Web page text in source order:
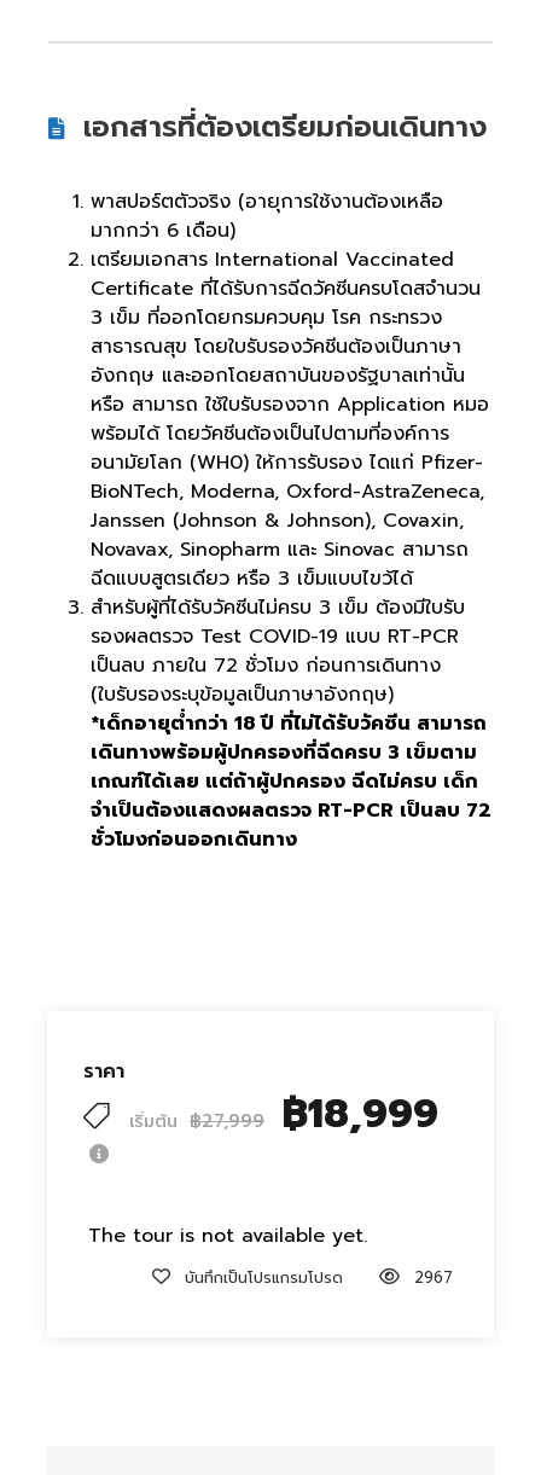
ราคา
เริ่มต้น ฿27,999 ฿18,999
The tour is not available yet.
บันทึกเป็นโปรแกรมโปรด 2967
เอกสารที่ต้องเตรียมก่อนเดินทาง
พาสปอร์ตตัวจริง (อายุการใช้งานต้องเหลือ
มากกว่า 6 เดือน)
เตรียมเอกสาร International Vaccinated
Certificate ที่ได้รับการฉีดวัคซีนครบโดสจำนวน
3 เข็ม ที่ออกโดยกรมควบคุม โรค กระทรวง
สาธารณสุข โดยใบรับรองวัคชีนต้องเป็นภาษา
อังกฤษ และออกโดยสถาบันของรัฐบาลเท่านั้น
หรือ สามารถ ใช้ใบรับรองจาก Application หมอ
พร้อมได้ โดยวัคชีนต้องเป็นไปตามที่องค์การ
อนามัยโลก (WH0) ให้การรับรอง ไดแก่ Pfizer-
BioNTech, Moderna, Oxford-AstraZeneca,
Janssen (Johnson & Johnson), Covaxin,
Novavax, Sinopharm และ Sinovac สามารถ
ฉีดแบบสูตรเดียว หรือ 3 เข็มแบบไขว้ได้
สำหรับผู้ที่ได้รับวัคซีนไม่ครบ 3 เข็ม ต้องมีใบรับ
รองผลตรวจ Test COVID-19 แบบ RT-PCR
เป็นลบ ภายใน 72 ชั่วโมง ก่อนการเดินทาง
(ใบรับรองระบุข้อมูลเป็นภาษาอังกฤษ)
*เด็กอายุต่ำกว่า 18 ปี ที่ไม่ได้รับวัคซีน สามารถ
เดินทางพร้อมผู้ปกครองที่ฉีดครบ 3 เข็มตาม
เกณฑ์ได้เลย แต่ถ้าผู้ปกครอง ฉีดไม่ครบ เด็ก
จำเป็นต้องแสดงผลตรวจ RT-PCR เป็นลบ 72
ชั่วโมงก่อนออกเดินทาง